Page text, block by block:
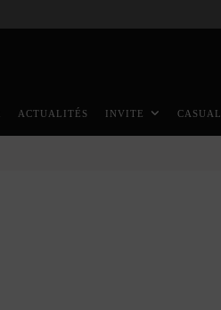
ACTUALITÉS INVITE CASUAL